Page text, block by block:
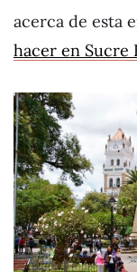
acerca de esta
hacer en Sucre